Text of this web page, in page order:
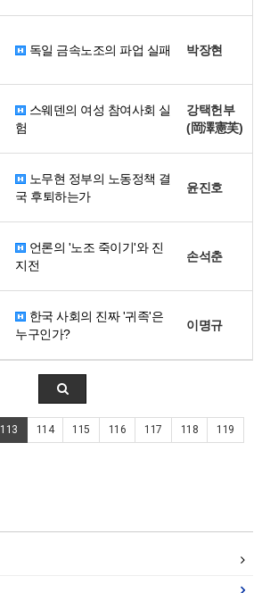
독일 금속노조의 파업 실패 박장현
스웨덴의 여성 참여사회 실
험
강택헌부
(岡澤憲芙)
노무현 정부의 노동정책 결
국 후퇴하는가
윤진호
언론의 '노조 죽이기'와 진
지전
손석춘
한국 사회의 진짜 '귀족'은
누구인가?
이명규
113 114 115 116 117 118 119